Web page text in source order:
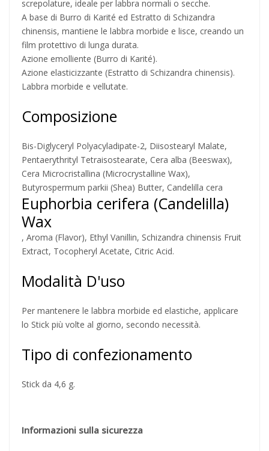
screpolature, ideale per labbra normali o secche.
A base di Burro di Karité ed Estratto di Schizandra
chinensis, mantiene le labbra morbide e lisce, creando un
film protettivo di lunga durata.
Azione emolliente (Burro di Karité).
Azione elasticizzante (Estratto di Schizandra chinensis).
Labbra morbide e vellutate.
Composizione
Bis-Diglyceryl Polyacyladipate-2, Diisostearyl Malate,
Pentaerythrityl Tetraisostearate, Cera alba (Beeswax),
Cera Microcristallina (Microcrystalline Wax),
Butyrospermum parkii (Shea) Butter, Candelilla cera
Euphorbia cerifera (Candelilla)
Wax
, Aroma (Flavor), Ethyl Vanillin, Schizandra chinensis Fruit
Extract, Tocopheryl Acetate, Citric Acid.
Modalità D'uso
Per mantenere le labbra morbide ed elastiche, applicare
lo Stick più volte al giorno, secondo necessità.
Tipo di confezionamento
Stick da 4,6 g.
Informazioni sulla sicurezza